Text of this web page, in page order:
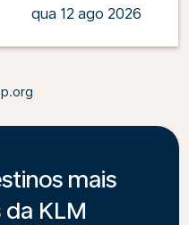
qua 12 ago 2026
mais
KLM